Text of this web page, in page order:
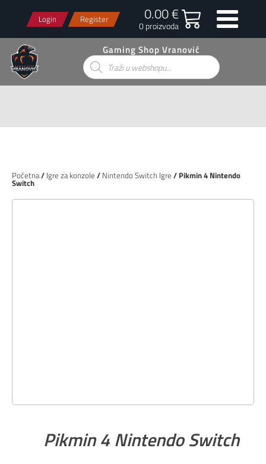
Login Register 0.00 €
0 proizvoda
Gaming Shop Vranović
Products
search
Početna/ Igre za konzole / Nintendo Switch Igre / Pikmin 4 Nintendo
Switch
Pikmin 4 Nintendo Switch